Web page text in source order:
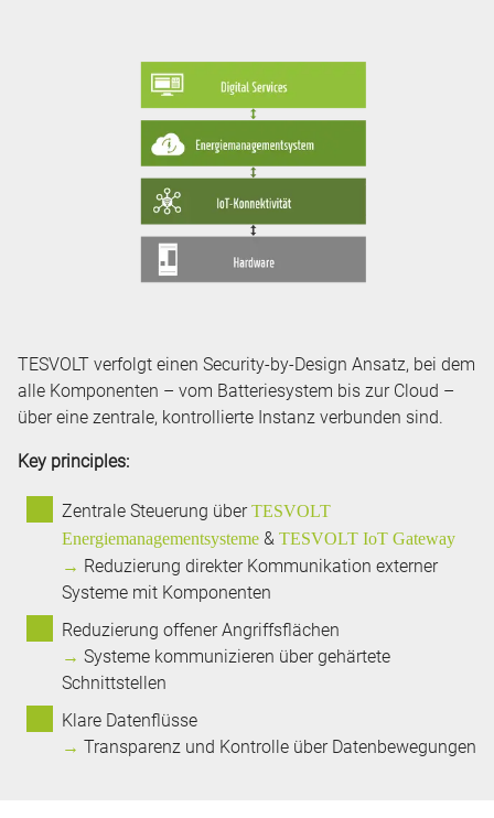
TESVOLT verfolgt einen Security-by-Design Ansatz, bei dem
alle Komponenten – vom Batteriesystem bis zur Cloud –
über eine zentrale, kontrollierte Instanz verbunden sind.
Key principles:
Zentrale Steuerung überTESVOLT
Energiemanagementsysteme & TESVOLT IoT Gateway
→ Reduzierung direkter Kommunikation externer
Systeme mit Komponenten
Reduzierung offener Angriffsflächen
→ Systeme kommunizieren über gehärtete
Schnittstellen
Klare Datenflüsse
→ Transparenz und Kontrolle über Datenbewegungen